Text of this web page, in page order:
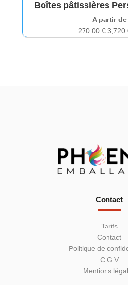
Boîtes pâtissières
A partir de
270.00 €
Contact
Tarifs
Contact
Politique de
C.G.V
Mentions